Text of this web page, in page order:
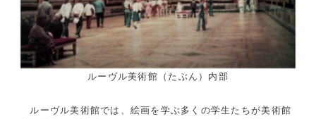
ルーヴル美術館（たぶん）内部
ルーヴル美術館では、絵画を学ぶ多くの学生たちが美術館